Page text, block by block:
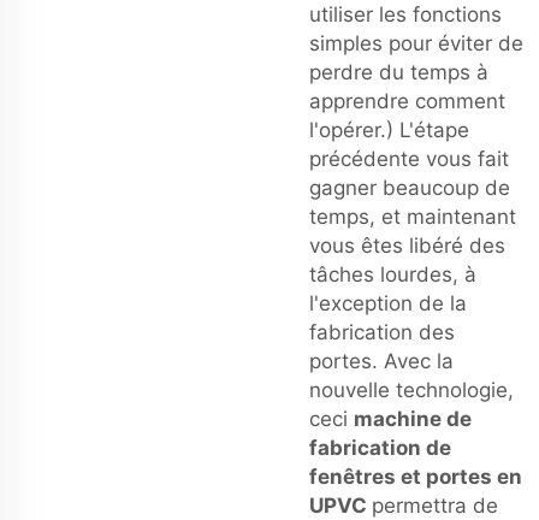
utiliser les fonctions
simples pour éviter de
perdre du temps à
apprendre comment
l'opérer.) L'étape
précédente vous fait
gagner beaucoup de
temps, et maintenant
vous êtes libéré des
tâches lourdes, à
l'exception de la
fabrication des
portes. Avec la
nouvelle technologie,
ceci machine de
fabrication de
fenêtres et portes en
UPVC permettra de